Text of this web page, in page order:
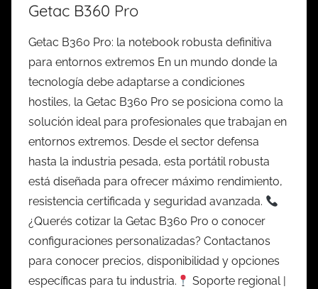
Getac B360 Pro
Getac B360 Pro: la notebook robusta definitiva
para entornos extremos En un mundo donde la
tecnología debe adaptarse a condiciones
hostiles, la Getac B360 Pro se posiciona como la
solución ideal para profesionales que trabajan en
entornos extremos. Desde el sector defensa
hasta la industria pesada, esta portátil robusta
está diseñada para ofrecer máximo rendimiento,
resistencia certificada y seguridad avanzada.
¿Querés cotizar la Getac B360 Pro o conocer
configuraciones personalizadas? Contactanos
para conocer precios, disponibilidad y opciones
específicas para tu industria.
Soporte regional |